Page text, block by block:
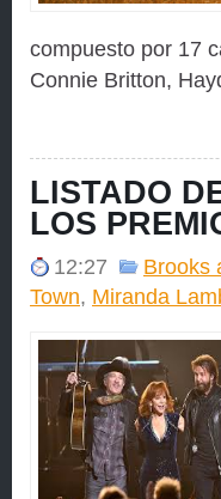
compuesto por 17
Connie Britton,
LISTADO
LOS
12:27 Brooks
Town, Miranda